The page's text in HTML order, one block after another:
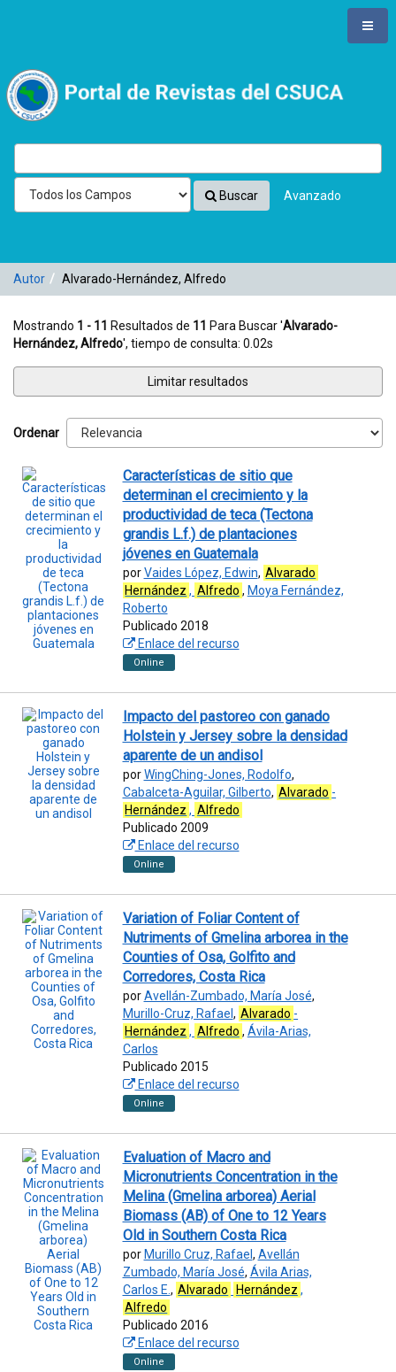
Alvarado-Hernández,
VuFind
Buscar Avanzado
Autor Alvarado-Hernández, Alfredo
Mostrando 1 - 11 Resultados de 11 Para Buscar 'Alvarado-
Hernández, Alfredo', tiempo de consulta: 0.02s
Limitar resultados
Ordenar
Características de sitio que
determinan el crecimiento y la
productividad de teca (Tectona
grandis L.f.) de plantaciones
jóvenes en Guatemala
porVaides López, Edwin, Alvarado
Hernández , Alfredo , Moya Fernández,
Roberto
Publicado 2018
Enlace del recurso
Online
Impacto del pastoreo con ganado
Holstein y Jersey sobre la densidad
aparente de un andisol
porWingChing-Jones, Rodolfo,
Cabalceta-Aguilar, Gilberto, Alvarado -
Hernández , Alfredo
Publicado 2009
Enlace del recurso
Online
Variation of Foliar Content of
Nutriments of Gmelina arborea in the
Counties of Osa, Golfito and
Corredores, Costa Rica
porAvellán-Zumbado, María José,
Murillo-Cruz, Rafael , Alvarado -
Hernández , Alfredo , Ávila-Arias,
Carlos
Publicado 2015
Enlace del recurso
Online
Evaluation of Macro and
Micronutrients Concentration in the
Melina (Gmelina arborea) Aerial
Biomass (AB) of One to 12 Years
Old in Southern Costa Rica
por Murillo Cruz, Rafael , Avellán
Zumbado, María José, Ávila Arias,
Carlos E. , Alvarado Hernández ,
Alfredo
Publicado 2016
Enlace del recurso
Online